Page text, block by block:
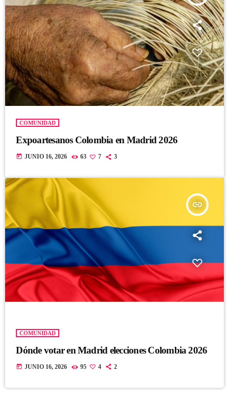
COMUNIDAD
Expoartesanos Colombia en Madrid 2026
today JUNIO 16, 2026 63 7 3
insert_link
COMUNIDAD
Dónde votar en Madrid elecciones Colombia 2026
today JUNIO 16, 2026 95 4 2